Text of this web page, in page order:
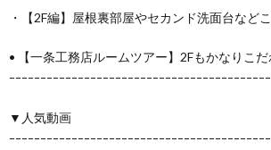
・【2F編】屋根裏部屋やセカンド洗面台など
• 【一条工務店ルームツアー】2Fもかなりこだ
ｰｰｰｰｰｰｰｰｰｰｰｰｰｰｰｰｰｰｰｰｰｰｰｰｰｰｰｰｰｰｰｰｰｰｰｰｰｰｰｰｰ
▼人気動画
ｰｰｰｰｰｰｰｰｰｰｰｰｰｰｰｰｰｰｰｰｰｰｰｰｰｰｰｰｰｰｰｰｰｰｰｰｰｰｰｰｰ